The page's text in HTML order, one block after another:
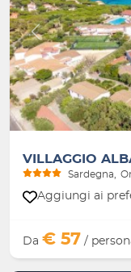
Indietro
VILLAGGIO
Sardegna
Aggiungi ai
Da € 57 /